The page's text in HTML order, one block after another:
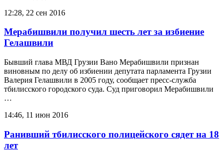
12:28, 22 сен 2016
Мерабишвили получил шесть лет за избиение
Гелашвили
Бывший глава МВД Грузии Вано Мерабишвили признан
виновным по делу об избиении депутата парламента Грузии
Валерия Гелашвили в 2005 году, сообщает пресс-служба
тбилисского городского суда. Суд приговорил Мерабишвили
…
14:46, 11 июн 2016
Ранивший тбилисского полицейского сядет на 18
лет